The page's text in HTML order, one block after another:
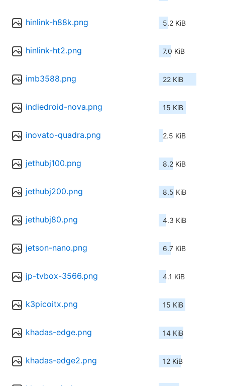
hinlink-h88k.png 5.2 KiB
hinlink-ht2.png 7.0 KiB
imb3588.png 22 KiB
indiedroid-nova.png 15 KiB
inovato-quadra.png 2.5 KiB
jethubj100.png 8.2 KiB
jethubj200.png 8.5 KiB
jethubj80.png 4.3 KiB
jetson-nano.png 6.7 KiB
jp-tvbox-3566.png 4.1 KiB
k3picoitx.png 15 KiB
khadas-edge.png 14 KiB
khadas-edge2.png 12 KiB